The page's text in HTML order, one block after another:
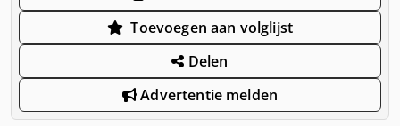
Toevoegen aan volglijst
Delen
Advertentie melden